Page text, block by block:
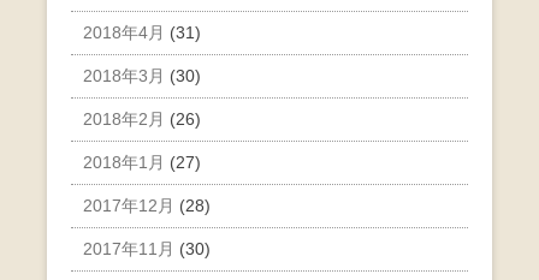
2018年4月 (31)
2018年3月 (30)
2018年2月 (26)
2018年1月 (27)
2017年12月 (28)
2017年11月 (30)